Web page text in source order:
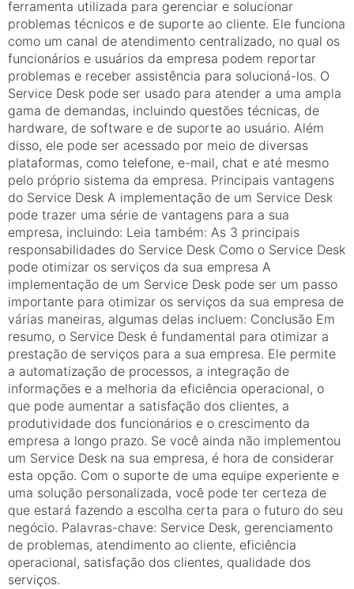
ferramenta utilizada para gerenciar e solucionar
problemas técnicos e de suporte ao cliente. Ele funciona
como um canal de atendimento centralizado, no qual os
funcionários e usuários da empresa podem reportar
problemas e receber assistência para solucioná-los. O
Service Desk pode ser usado para atender a uma ampla
gama de demandas, incluindo questões técnicas, de
hardware, de software e de suporte ao usuário. Além
disso, ele pode ser acessado por meio de diversas
plataformas, como telefone, e-mail, chat e até mesmo
pelo próprio sistema da empresa. Principais vantagens
do Service Desk A implementação de um Service Desk
pode trazer uma série de vantagens para a sua
empresa, incluindo: Leia também: As 3 principais
responsabilidades do Service Desk Como o Service Desk
pode otimizar os serviços da sua empresa A
implementação de um Service Desk pode ser um passo
importante para otimizar os serviços da sua empresa de
várias maneiras, algumas delas incluem: Conclusão Em
resumo, o Service Desk é fundamental para otimizar a
prestação de serviços para a sua empresa. Ele permite
a automatização de processos, a integração de
informações e a melhoria da eficiência operacional, o
que pode aumentar a satisfação dos clientes, a
produtividade dos funcionários e o crescimento da
empresa a longo prazo. Se você ainda não implementou
um Service Desk na sua empresa, é hora de considerar
esta opção. Com o suporte de uma equipe experiente e
uma solução personalizada, você pode ter certeza de
que estará fazendo a escolha certa para o futuro do seu
negócio. Palavras-chave: Service Desk, gerenciamento
de problemas, atendimento ao cliente, eficiência
operacional, satisfação dos clientes, qualidade dos
serviços.